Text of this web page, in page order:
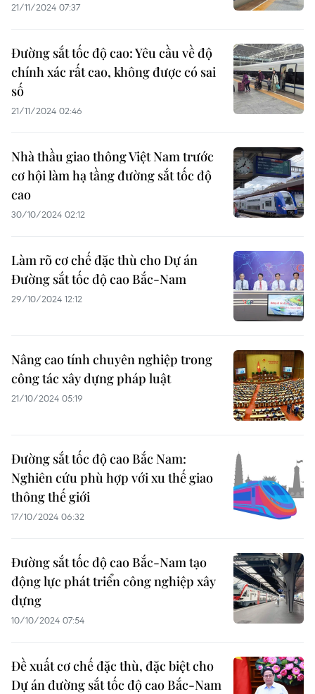
21/11/2024 07:37
Đường sắt tốc độ cao: Yêu cầu về độ
chính xác rất cao, không được có sai
số
21/11/2024 02:46
Nhà thầu giao thông Việt Nam trước
cơ hội làm hạ tầng đường sắt tốc độ
cao
30/10/2024 02:12
Làm rõ cơ chế đặc thù cho Dự án
Đường sắt tốc độ cao Bắc-Nam
29/10/2024 12:12
Nâng cao tính chuyên nghiệp trong
công tác xây dựng pháp luật
21/10/2024 05:19
Đường sắt tốc độ cao Bắc Nam:
Nghiên cứu phù hợp với xu thế giao
thông thế giới
17/10/2024 06:32
Đường sắt tốc độ cao Bắc-Nam tạo
động lực phát triển công nghiệp xây
dựng
10/10/2024 07:54
Đề xuất cơ chế đặc thù, đặc biệt cho
Dự án đường sắt tốc độ cao Bắc-Nam